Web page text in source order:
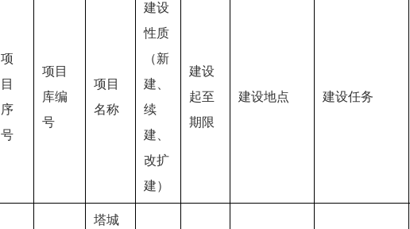
项
目
序
号
项目
库编
号
项目
名称
建设
性质
（新
建、
续
建、
改扩
建）
建设
起至
期限
建设地点 建设任务
塔城